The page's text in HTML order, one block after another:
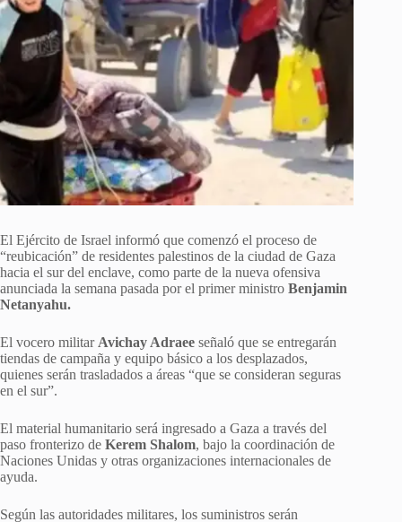
El Ejército de Israel informó que comenzó el proceso de
“reubicación” de residentes palestinos de la ciudad de Gaza
hacia el sur del enclave, como parte de la nueva ofensiva
anunciada la semana pasada por el primer ministro Benjamin
Netanyahu.
El vocero militar Avichay Adraee señaló que se entregarán
tiendas de campaña y equipo básico a los desplazados,
quienes serán trasladados a áreas “que se consideran seguras
en el sur”.
El material humanitario será ingresado a Gaza a través del
paso fronterizo de Kerem Shalom, bajo la coordinación de
Naciones Unidas y otras organizaciones internacionales de
ayuda.
Según las autoridades militares, los suministros serán